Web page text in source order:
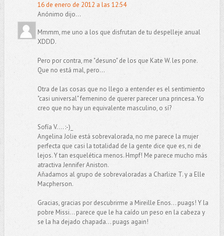
16 de enero de 2012 a las 12:54
Anónimo dijo...
Mmmm, me uno a los que disfrutan de tu despelleje anual
XDDD.
Pero por contra, me "desuno" de los que Kate W. les pone.
Que no está mal, pero...
Otra de las cosas que no llego a entender es el sentimiento
"casi universal" femenino de querer parecer una princesa. Yo
creo que no hay un equivalente masculino, o sí?
Sofía V.... :-)_
Angelina Jolie está sobrevalorada, no me parece la mujer
perfecta que casi la totalidad de la gente dice que es, ni de
lejos. Y tan esquelética menos. Hmpf! Me parece mucho más
atractiva Jennifer Aniston.
Añadamos al grupo de sobrevaloradas a Charlize T. y a Elle
Macpherson.
Gracias, gracias por descubrirme a Mireille Enos... puags! Y la
pobre Missi... parece que le ha caído un peso en la cabeza y
se la ha dejado chapada... puags again!